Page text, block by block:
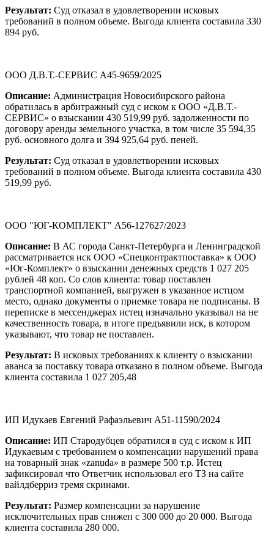
Результат: Суд отказал в удовлетворении исковых
требований в полном объеме. Выгода клиента составила 330
894 руб.
ООО Д.В.Т.-СЕРВИС А45-9659/2025
Описание: Администрация Новосибирского района
обратилась в арбитражный суд с иском к ООО «Д.В.Т.-
СЕРВИС» о взыскании 430 519,99 руб. задолженности по
договору аренды земельного участка, в том числе 35 594,35
руб. основного долга и 394 925,64 руб. пеней.
Результат: Суд отказал в удовлетворении исковых
требований в полном объеме. Выгода клиента составила 430
519,99 руб.
ООО "ЮГ-КОМПЛЕКТ" А56-127627/2023
Описание: В АС города Санкт-Петербурга и Ленинградской
рассматривается иск ООО «Спецконтрактпоставка» к ООО
«Юг-Комплект» о взыскании денежных средств 1 027 205
рублей 48 коп. Со слов клиента: товар поставлен
транспортной компанией, выгружен в указанное истцом
место, однако документы о приемке товара не подписаны. В
переписке в мессенджерах истец изначально указывал на не
качественность товара, в итоге предъявили иск, в котором
указывают, что товар не поставлен.
Результат: В исковых требованиях к клиенту о взыскании
аванса за поставку товара отказано в полном объеме. Выгода
клиента составила 1 027 205,48
ИП Идукаев Евгений Рафаэльевич А51-11590/2024
Описание: ИП Стародубцев обратился в суд с иском к ИП
Идукаевым с требованием о компенсации нарушений права
на товарный знак «zanuda» в размере 500 т.р. Истец
зафиксировал что Ответчик использовал его ТЗ на сайте
вайлдберриз тремя скринами.
Результат: Размер компенсации за нарушение
исключительных прав снижен с 300 000 до 20 000. Выгода
клиента составила 280 000.